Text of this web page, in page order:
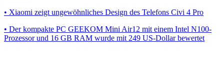
• Xiaomi zeigt ungewöhnliches Design des Telefons Civi 4 Pro
• Der kompakte PC GEEKOM Mini Air12 mit einem Intel N100-
Prozessor und 16 GB RAM wurde mit 249 US-Dollar bewertet